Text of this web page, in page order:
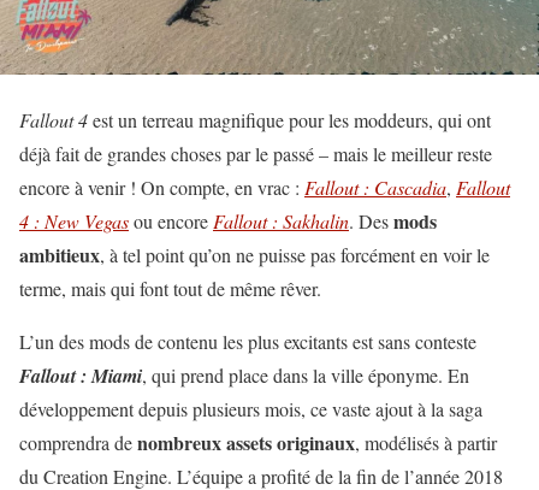
Fallout 4est un terreau magnifique pour les moddeurs, qui ont
déjà fait de grandes choses par le passé – mais le meilleur reste
encore à venir ! On compte, en vrac : Fallout : Cascadia, Fallout
4 : New Vegasou encore Fallout : Sakhalin. Desmods
ambitieux, à tel point qu’on ne puisse pas forcément en voir le
terme, mais qui font tout de même rêver.
L’un des mods de contenu les plus excitants est sans conteste
Fallout : Miami, qui prend place dans la ville éponyme. En
développement depuis plusieurs mois, ce vaste ajout à la saga
comprendra denombreux assets originaux, modélisés à partir
du Creation Engine. L’équipe a profité de la fin de l’année 2018